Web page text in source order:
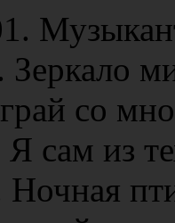
Зеркало
со
Я сам из
Ночная